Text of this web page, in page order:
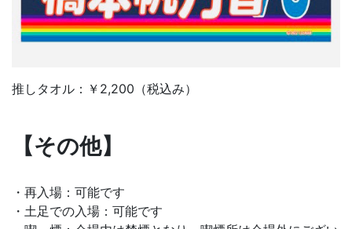
推しタオル：￥2,200（税込み）
【その他】
・再入場：可能です
・土足での入場：可能です